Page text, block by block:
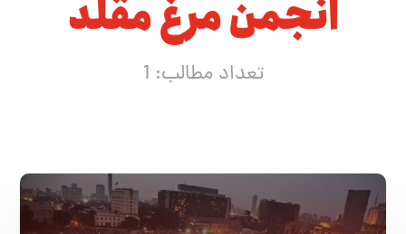
انجمن مرغ مقلد
تعداد مطالب: 1